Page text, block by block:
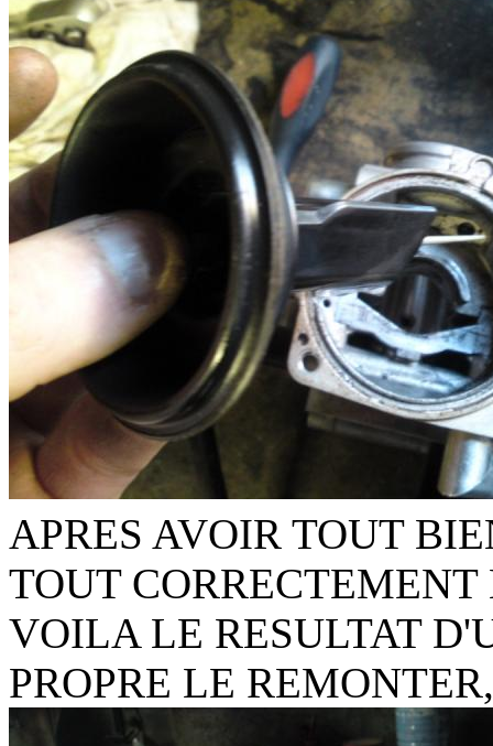
APRES AVOIR TOUT
TOUT CORRECTEMENT
VOILA LE RESULTAT
PROPRE LE